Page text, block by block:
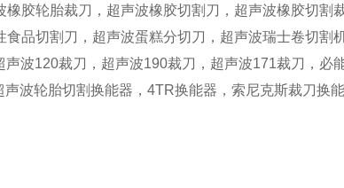
胶轮胎裁刀，超声波橡胶切割刀，超声波橡胶切割
品切割刀，超声波蛋糕分切刀，超声波瑞士卷切割
波120裁刀，超声波190裁刀，超声波171裁刀，必
波轮胎切割换能器，4TR换能器，索尼克斯裁刀换